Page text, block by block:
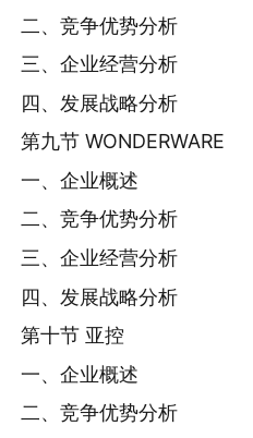
二、竞争优势分析
三、企业经营分析
四、发展战略分析
第九节 WONDERWARE
一、企业概述
二、竞争优势分析
三、企业经营分析
四、发展战略分析
第十节 亚控
一、企业概述
二、竞争优势分析